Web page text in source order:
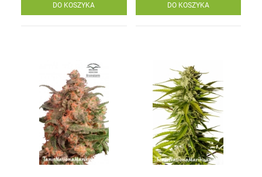
DO KOSZYKA DO KOSZYKA